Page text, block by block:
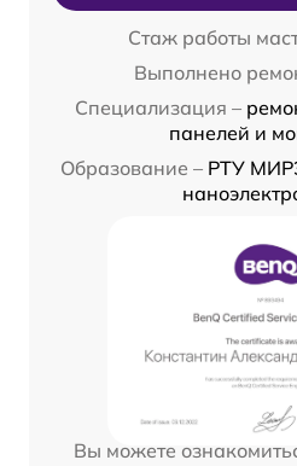
Стаж работы
Выполнено
Специализация –
панелей и
Образование – РТУ
Вы можете